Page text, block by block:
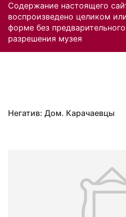
Содержание настоящего
воспроизведено целиком
форме без
разрешения музея
Негатив: Дом. Карачаевцы